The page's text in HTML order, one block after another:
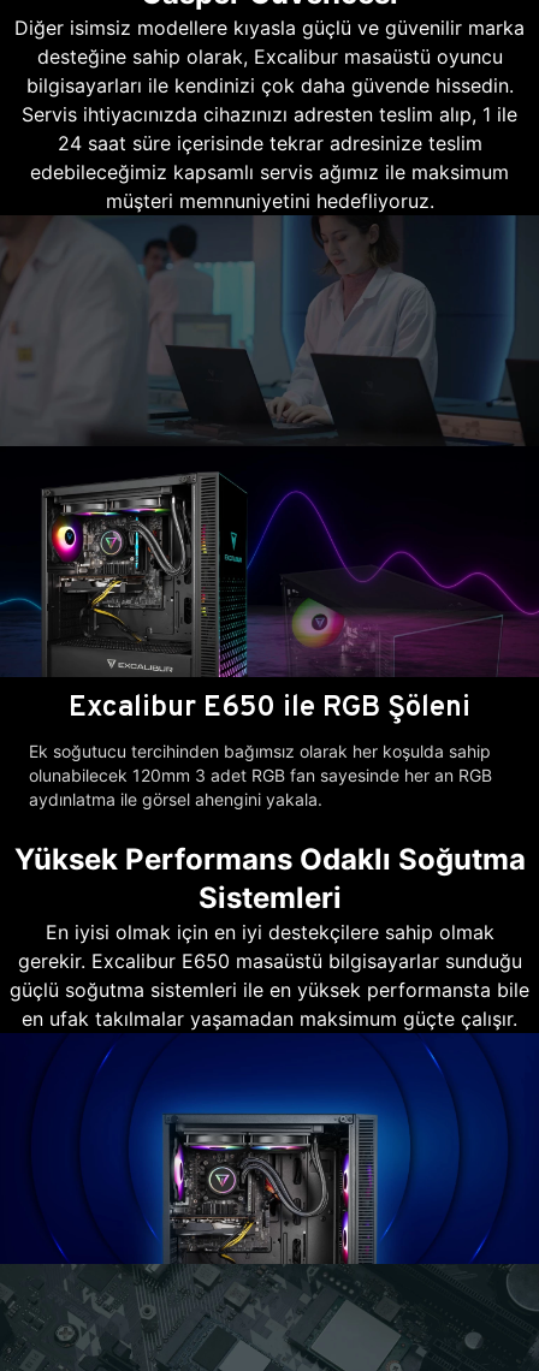
Diğer isimsiz modellere kıyasla güçlü ve güvenilir marka
desteğine sahip olarak, Excalibur masaüstü oyuncu
bilgisayarları ile kendinizi çok daha güvende hissedin.
Servis ihtiyacınızda cihazınızı adresten teslim alıp, 1 ile
24 saat süre içerisinde tekrar adresinize teslim
edebileceğimiz kapsamlı servis ağımız ile maksimum
müşteri memnuniyetini hedefliyoruz.
Excalibur E650 ile RGB Şöleni
Ek soğutucu tercihinden bağımsız olarak her koşulda sahip
olunabilecek 120mm 3 adet RGB fan sayesinde her an RGB
aydınlatma ile görsel ahengini yakala.
Yüksek Performans Odaklı Soğutma
Sistemleri
En iyisi olmak için en iyi destekçilere sahip olmak
gerekir. Excalibur E650 masaüstü bilgisayarlar sunduğu
güçlü soğutma sistemleri ile en yüksek performansta bile
en ufak takılmalar yaşamadan maksimum güçte çalışır.